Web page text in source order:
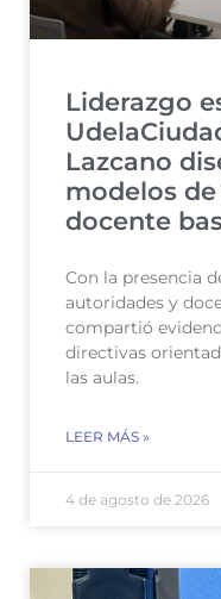
Liderazgo
Lazcano
modelos
docente
Con la presencia
autoridades y
compartió
directivas
las aulas.
LEER MÁS »
4 de agosto de 2026